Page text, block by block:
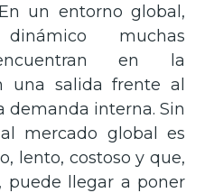
un entorno global,
muchas
en la
una salida frente al
demanda interna. Sin
mercado global es
lento, costoso y que,
puede llegar a poner